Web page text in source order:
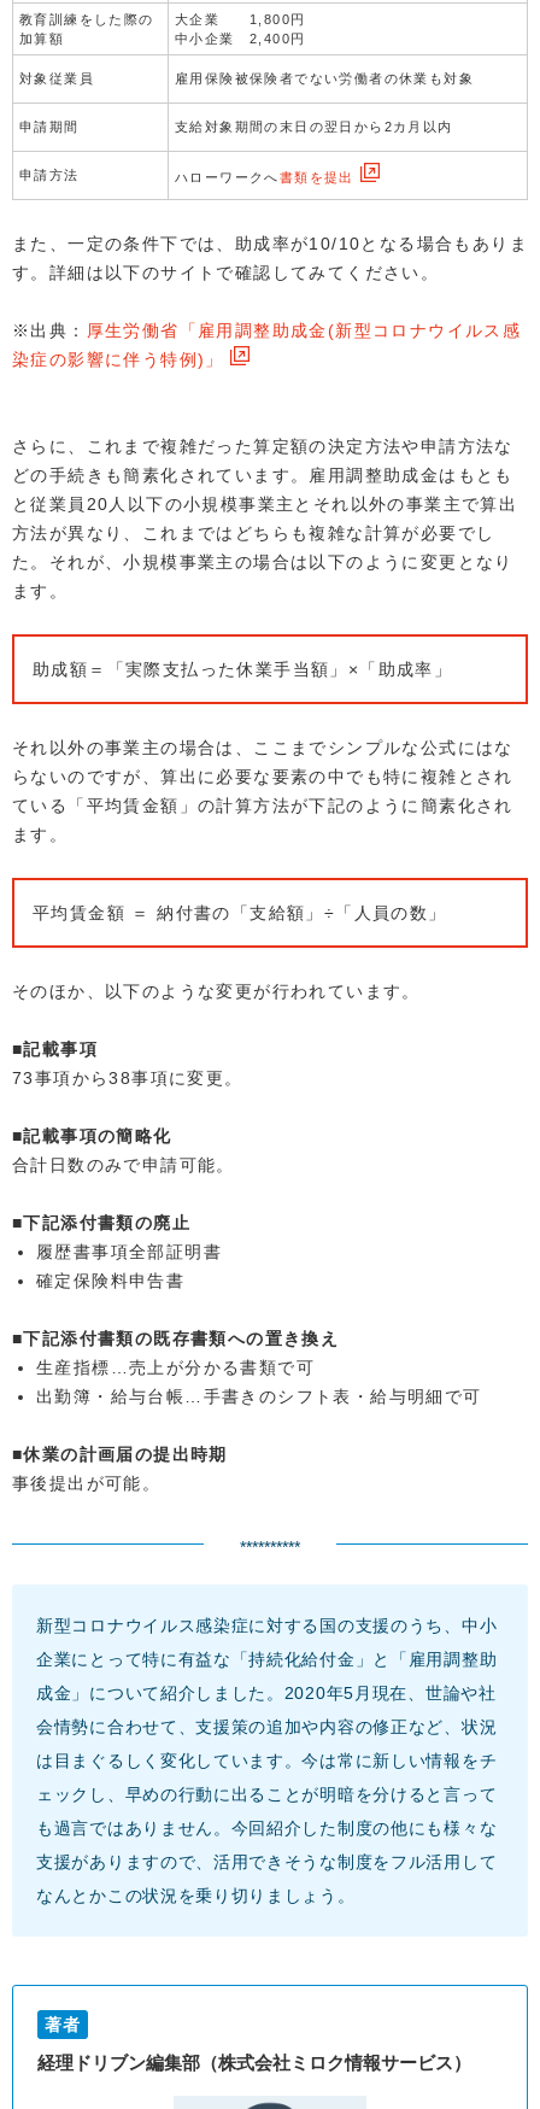
教育訓練をした際の
加算額
大企業 1,800円
中小企業 2,400円
対象従業員 雇用保険被保険者でない労働者の休業も対象
申請期間 支給対象期間の末日の翌日から2カ月以内
申請方法 ハローワークへ書類を提出
また、一定の条件下では、助成率が10/10となる場合もありま
す。詳細は以下のサイトで確認してみてください。
※出典： 厚生労働省「雇用調整助成金(新型コロナウイルス感
染症の影響に伴う特例)」
さらに、これまで複雑だった算定額の決定方法や申請方法な
どの手続きも簡素化されています。雇用調整助成金はもとも
と従業員20人以下の小規模事業主とそれ以外の事業主で算出
方法が異なり、これまではどちらも複雑な計算が必要でし
た。それが、小規模事業主の場合は以下のように変更となり
ます。
助成額＝「実際支払った休業手当額」×「助成率」
それ以外の事業主の場合は、ここまでシンプルな公式にはな
らないのですが、算出に必要な要素の中でも特に複雑とされ
ている「平均賃金額」の計算方法が下記のように簡素化され
ます。
平均賃金額 ＝ 納付書の「支給額」÷「人員の数」
そのほか、以下のような変更が行われています。
■記載事項
73事項から38事項に変更。
■記載事項の簡略化
合計日数のみで申請可能。
■下記添付書類の廃止
履歴書事項全部証明書
確定保険料申告書
■下記添付書類の既存書類への置き換え
生産指標…売上が分かる書類で可
出勤簿・給与台帳…手書きのシフト表・給与明細で可
■休業の計画届の提出時期
事後提出が可能。
**********
新型コロナウイルス感染症に対する国の支援のうち、中小
企業にとって特に有益な「持続化給付金」と「雇用調整助
成金」について紹介しました。2020年5月現在、世論や社
会情勢に合わせて、支援策の追加や内容の修正など、状況
は目まぐるしく変化しています。今は常に新しい情報をチ
ェックし、早めの行動に出ることが明暗を分けると言って
も過言ではありません。今回紹介した制度の他にも様々な
支援がありますので、活用できそうな制度をフル活用して
なんとかこの状況を乗り切りましょう。
著者
経理ドリブン編集部（株式会社ミロク情報サービス）